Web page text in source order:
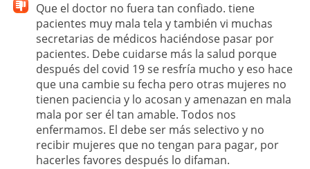
Que el doctor no fuera tan confiado. tiene
pacientes muy mala tela y también vi muchas
secretarias de médicos haciéndose pasar por
pacientes. Debe cuidarse más la salud porque
después del covid 19 se resfría mucho y eso hace
que una cambie su fecha pero otras mujeres no
tienen paciencia y lo acosan y amenazan en mala
mala por ser él tan amable. Todos nos
enfermamos. El debe ser más selectivo y no
recibir mujeres que no tengan para pagar, por
hacerles favores después lo difaman.